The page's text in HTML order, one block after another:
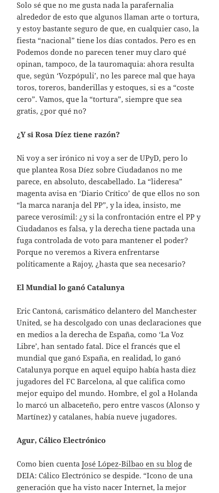
Solo sé que no me gusta nada la parafernalia
alrededor de esto que algunos llaman arte o tortura,
y estoy bastante seguro de que, en cualquier caso, la
fiesta “nacional” tiene los días contados. Pero es en
Podemos donde no parecen tener muy claro qué
opinan, tampoco, de la tauromaquia: ahora resulta
que, según ‘Vozpópuli’, no les parece mal que haya
toros, toreros, banderillas y estoques, si es a “coste
cero”. Vamos, que la “tortura”, siempre que sea
gratis, ¿por qué no?
¿Y si Rosa Díez tiene razón?
Ni voy a ser irónico ni voy a ser de UPyD, pero lo
que plantea Rosa Díez sobre Ciudadanos no me
parece, en absoluto, descabellado. La “lideresa”
magenta avisa en ‘Diario Crítico’ de que ellos no son
“la marca naranja del PP”, y la idea, insisto, me
parece verosímil: ¿y si la confrontación entre el PP y
Ciudadanos es falsa, y la derecha tiene pactada una
fuga controlada de voto para mantener el poder?
Porque no veremos a Rivera enfrentarse
políticamente a Rajoy, ¿hasta que sea necesario?
El Mundial lo ganó Catalunya
Eric Cantoná, carismático delantero del Manchester
United, se ha descolgado con unas declaraciones que
en medios a la derecha de España, como ‘La Voz
Libre’, han sentado fatal. Dice el francés que el
mundial que ganó España, en realidad, lo ganó
Catalunya porque en aquel equipo había hasta diez
jugadores del FC Barcelona, al que califica como
mejor equipo del mundo. Hombre, el gol a Holanda
lo marcó un albaceteño, pero entre vascos (Alonso y
Martínez) y catalanes, había nueve jugadores.
Agur, Cálico Electrónico
Como bien cuentaJosé López-Bilbao en su blog de
DEIA: Cálico Electrónico se despide. “Icono de una
generación que ha visto nacer Internet, la mejor